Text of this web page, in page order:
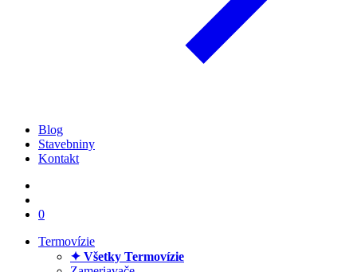
Blog
Stavebniny
Kontakt
0
Termovízie
✦ Všetky Termovízie